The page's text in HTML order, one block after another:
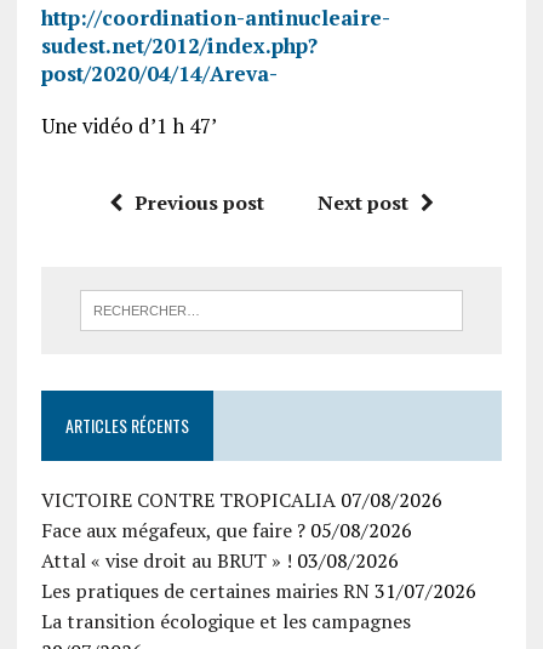
http://coordination-antinucleaire-
sudest.net/2012/index.php?
post/2020/04/14/Areva-
Une vidéo d’1 h 47’
Previous post Next post
ARTICLES RÉCENTS
VICTOIRE CONTRE TROPICALIA 07/08/2026
Face aux mégafeux, que faire ? 05/08/2026
Attal « vise droit au BRUT » ! 03/08/2026
Les pratiques de certaines mairies RN 31/07/2026
La transition écologique et les campagnes